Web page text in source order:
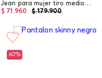
Jean para mujer tiro medio capri
$ 179.900
$ 71 .960
60%